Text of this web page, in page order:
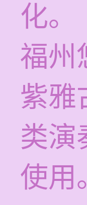
化。
福州
紫雅
类演
使用